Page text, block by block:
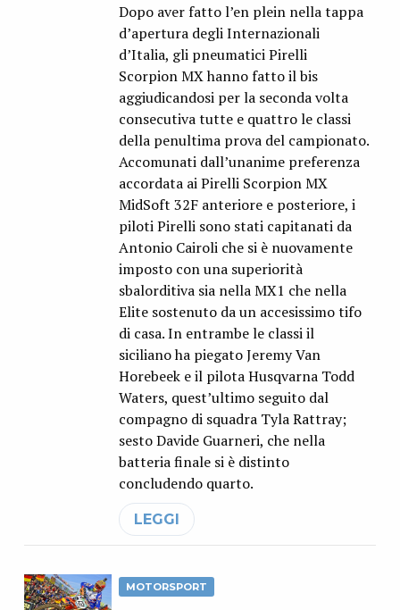
Dopo aver fatto l’en plein nella tappa
d’apertura degli Internazionali
d’Italia, gli pneumatici Pirelli
Scorpion MX hanno fatto il bis
aggiudicandosi per la seconda volta
consecutiva tutte e quattro le classi
della penultima prova del campionato.
Accomunati dall’unanime preferenza
accordata ai Pirelli Scorpion MX
MidSoft 32F anteriore e posteriore, i
piloti Pirelli sono stati capitanati da
Antonio Cairoli che si è nuovamente
imposto con una superiorità
sbalorditiva sia nella MX1 che nella
Elite sostenuto da un accesissimo tifo
di casa. In entrambe le classi il
siciliano ha piegato Jeremy Van
Horebeek e il pilota Husqvarna Todd
Waters, quest’ultimo seguito dal
compagno di squadra Tyla Rattray;
sesto Davide Guarneri, che nella
batteria finale si è distinto
concludendo quarto.
LEGGI
MOTORSPORT